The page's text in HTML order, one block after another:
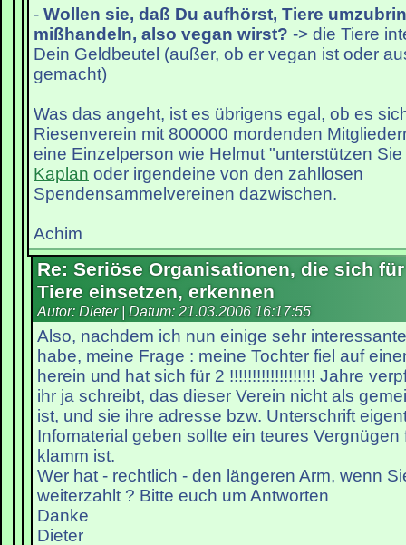
- Wollen sie, daß Du aufhörst, Tiere
mißhandeln, also vegan wirst? -> die Tiere
Dein Geldbeutel (außer, ob er vegan ist oder
gemacht)
Was das angeht, ist es übrigens egal, ob es
Riesenverein mit 800000 mordenden
eine Einzelperson wie Helmut "unterstützen
Kaplan oder irgendeine von den zahllosen
Spendensammelvereinen dazwischen.
Achim
Re: Seriöse Organisationen, die sich für
Tiere einsetzen, erkennen
Autor: Dieter | Datum: 21.03.2006 16:17:55
Also, nachdem ich nun einige sehr
habe, meine Frage : meine Tochter fiel auf
herein und hat sich für 2 !!!!!!!!!!!!!!!!!!! Jahre
ihr ja schreibt, das dieser Verein nicht als
ist, und sie ihre adresse bzw. Unterschrift
Infomaterial geben sollte ein teures Vergnügen
klamm ist.
Wer hat - rechtlich - den längeren Arm, wenn
weiterzahlt ? Bitte euch um Antworten
Danke
Dieter